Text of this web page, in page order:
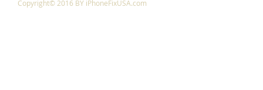
Copyright© 2016 BY iPhoneFixUSA.com